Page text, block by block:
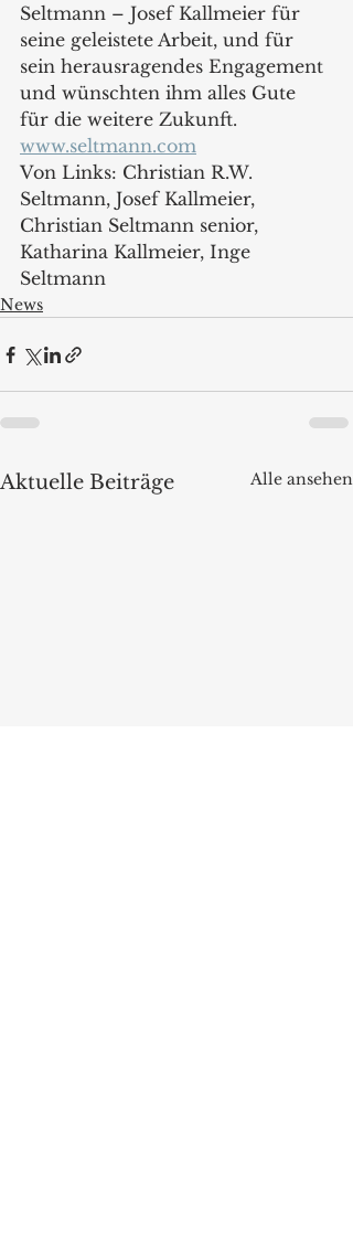
Seltmann – Josef Kallmeier für
seine geleistete Arbeit, und für
sein herausragendes Engagement
und wünschten ihm alles Gute
für die weitere Zukunft.
www.seltmann.com
Von Links: Christian R.W.
Seltmann, Josef Kallmeier,
Christian Seltmann senior,
Katharina Kallmeier, Inge
Seltmann
News
Aktuelle Beiträge Alle ansehen